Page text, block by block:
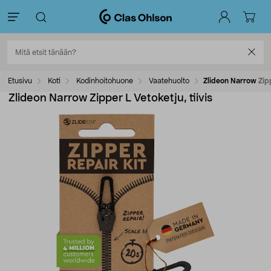
Etusivu Koti Kodinhoitohuone Vaatehuolto Zlideon Narrow
Zlideon Narrow Zipper L Vetoketju, tiivis